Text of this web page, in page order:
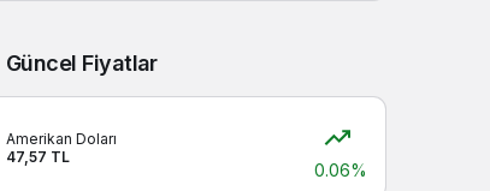
Güncel Fiyatlar
Amerikan Doları
47,57 TL
0.06%